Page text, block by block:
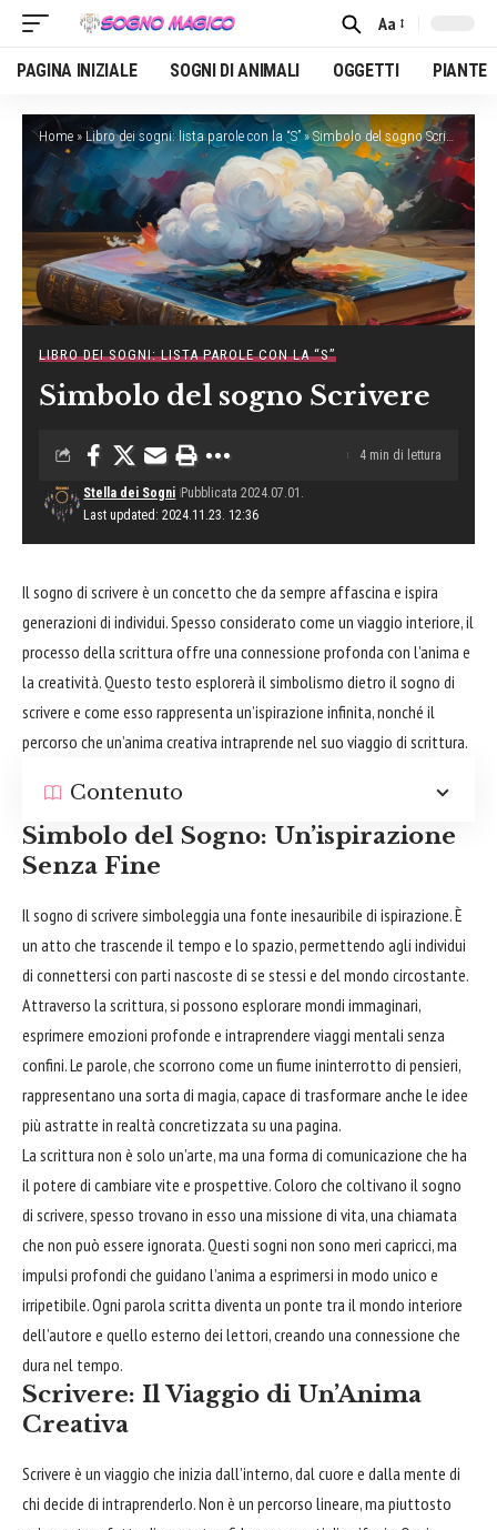
Font
Resizer
Aa
PAGINA INIZIALE SOGNI DI ANIMALI OGGETTI PIANTE
Home » Libro dei sogni: lista parole con la “S”»Simbolo del sogno Scrivere
LIBRO DEI SOGNI: LISTA PAROLE CON LA “S”
Simbolo del sogno Scrivere
Last updated: 2024.11.23. 12:36
Stella dei Sogni Pubblicata 2024.07.01.
4 min di lettura
Il sogno di scrivere è un concetto che da sempre affascina e ispira
generazioni di individui. Spesso considerato come un viaggio interiore, il
processo della scrittura offre una connessione profonda con l’anima e
la creatività. Questo testo esplorerà il simbolismo dietro il sogno di
scrivere e come esso rappresenta un’ispirazione infinita, nonché il
percorso che un’anima creativa intraprende nel suo viaggio di scrittura.
Contenuto
Simbolo del Sogno: Un’ispirazione
Senza Fine
Il sogno di scrivere simboleggia una fonte inesauribile di ispirazione. È
un atto che trascende il tempo e lo spazio, permettendo agli individui
di connettersi con parti nascoste di se stessi e del mondo circostante.
Attraverso la scrittura, si possono esplorare mondi immaginari,
esprimere emozioni profonde e intraprendere viaggi mentali senza
confini. Le parole, che scorrono come un fiume ininterrotto di pensieri,
rappresentano una sorta di magia, capace di trasformare anche le idee
più astratte in realtà concretizzata su una pagina.
La scrittura non è solo un’arte, ma una forma di comunicazione che ha
il potere di cambiare vite e prospettive. Coloro che coltivano il sogno
di scrivere, spesso trovano in esso una missione di vita, una chiamata
che non può essere ignorata. Questi sogni non sono meri capricci, ma
impulsi profondi che guidano l’anima a esprimersi in modo unico e
irripetibile. Ogni parola scritta diventa un ponte tra il mondo interiore
dell’autore e quello esterno dei lettori, creando una connessione che
dura nel tempo.
Scrivere: Il Viaggio di Un’Anima
Creativa
Scrivere è un viaggio che inizia dall’interno, dal cuore e dalla mente di
chi decide di intraprenderlo. Non è un percorso lineare, ma piuttosto